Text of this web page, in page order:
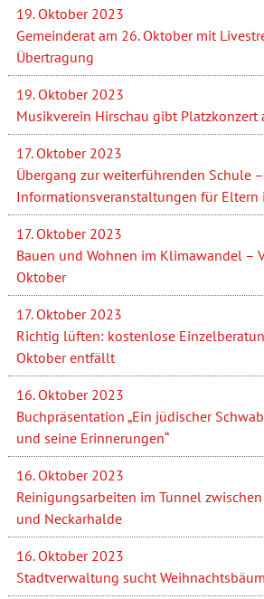
19. Oktober 2023
Gemeinderat am 26. Oktober mit
Übertragung
19. Oktober 2023
Musikverein Hirschau gibt Platzkonzert
17. Oktober 2023
Übergang zur weiterführenden Schule –
Informationsveranstaltungen für Eltern
17. Oktober 2023
Bauen und Wohnen im Klimawandel –
Oktober
17. Oktober 2023
Richtig lüften: kostenlose
Oktober entfällt
16. Oktober 2023
Buchpräsentation „Ein jüdischer
und seine Erinnerungen“
16. Oktober 2023
Reinigungsarbeiten im Tunnel
und Neckarhalde
16. Oktober 2023
Stadtverwaltung sucht